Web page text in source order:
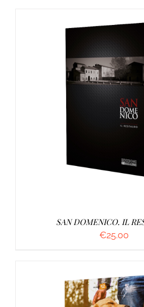
AGGIUNGI AL CARRELLO /
SAN DOMENICO. IL
€25.00